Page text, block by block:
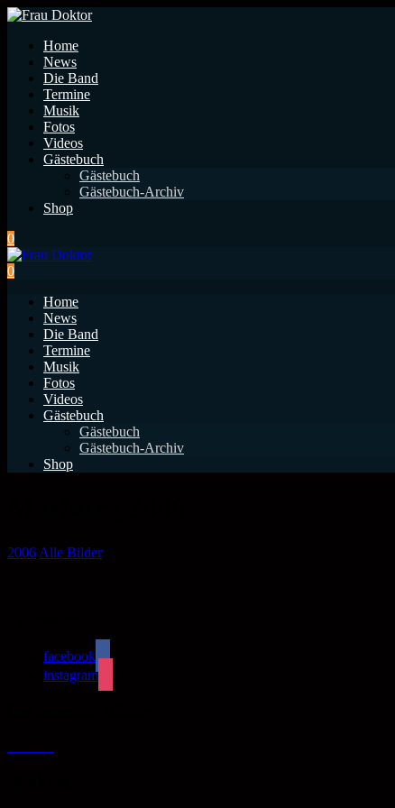
Home
News
Die Band
Termine
Musik
Fotos
Videos
Gästebuch
Gästebuch
Gästebuch-Archiv
Shop
0
0
Home
News
Die Band
Termine
Musik
Fotos
Videos
Gästebuch
Gästebuch
Gästebuch-Archiv
Shop
2006 Alle Bilder
facebook
instagram